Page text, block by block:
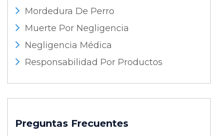
Mordedura De Perro
Muerte Por Negligencia
Negligencia Médica
Responsabilidad Por Productos
Preguntas Frecuentes